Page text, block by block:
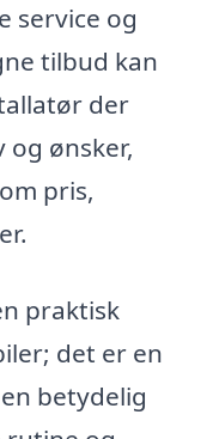
service og
tilbud kan
der
ønsker,
pris,
praktisk
det er en
betydelig